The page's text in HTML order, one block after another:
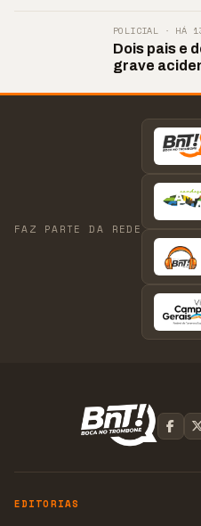
POLICIAL · HÁ
Dois pais e
grave
FAZ PARTE DA REDE
EDITORIAS